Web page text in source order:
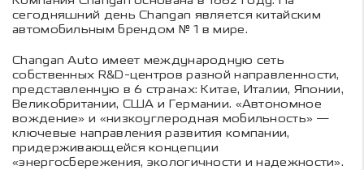
сегодняшний день Changan является китайским
автомобильным брендом № 1 в мире.
Changan Auto имеет международную сеть
собственных R&D-центров разной направленности,
представленную в 6 странах: Китае, Италии, Японии,
Великобритании, США и Германии. «Автономное
вождение» и «низкоуглеродная мобильность» —
ключевые направления развития компании,
придерживающейся концепции
«энергосбережения, экологичности и надежности».